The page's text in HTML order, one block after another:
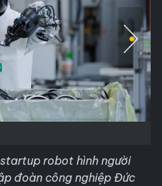
robot hình người
đoàn công nghiệp Đức